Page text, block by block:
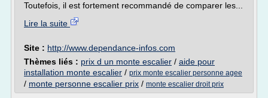
Toutefois, il est fortement recommandé de comparer les...
Lire la suite
Site : http://www.dependance-infos.com
Thèmes liés : prix d un monte escalier / aide pour
installation monte escalier / prix monte escalier personne agee
/ monte personne escalier prix / monte escalier droit prix